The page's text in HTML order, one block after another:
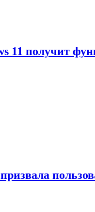
11 получит